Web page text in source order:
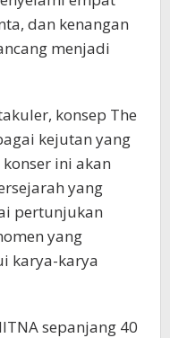
dan kenangan
menjadi
konsep The
kejutan yang
ini akan
yang
pertunjukan
yang
karya-karya
sepanjang 40